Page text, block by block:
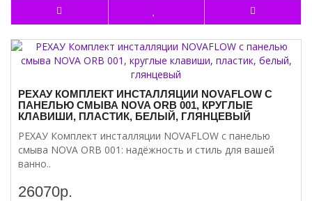
РЕХАУ КОМПЛЕКТ ИНСТАЛЛЯЦИИ NOVAFLOW С
ПАНЕЛЬЮ СМЫВА NOVA ORB 001, КРУГЛЫЕ
КЛАВИШИ, ПЛАСТИК, БЕЛЫЙ, ГЛЯНЦЕВЫЙ
РЕХАУ Комплект инсталляции NOVAFLOW с панелью
смыва NOVA ORB 001: надёжность и стиль для вашей
ванно..
26070р.